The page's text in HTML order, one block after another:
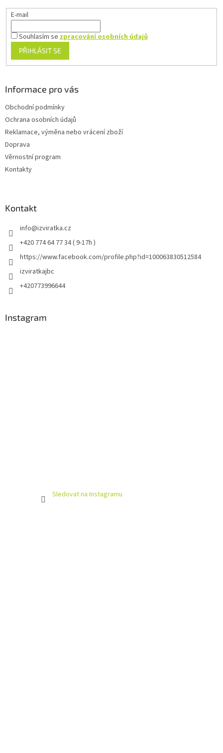
E-mail
Souhlasím sezpracování osobních údajů
PŘIHLÁSIT SE
Informace pro vás
Obchodní podmínky
Ochrana osobních údajů
Reklamace, výměna nebo vrácení zboží
Doprava
Věrnostní program
Kontakty
Kontakt
info@izviratka.cz
+420 774 64 77 34 ( 9-17h )
https://www.facebook.com/profile.php?id=100063830512584
izviratkajbc
+420773996644
Instagram
Sledovat na Instagramu